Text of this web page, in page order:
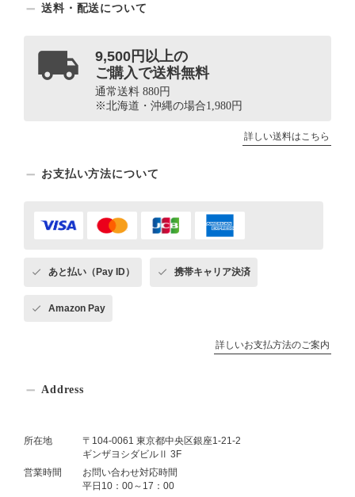
送料・配送について
9,500円以上の
ご購入で送料無料
通常送料 880円
※北海道・沖縄の場合1,980円
詳しい送料はこちら
お支払い方法について
あと払い（Pay ID） 携帯キャリア決済
Amazon Pay
詳しいお支払方法のご案内
Address
所在地
〒104-0061 東京都中央区銀座1-21-2
ギンザヨシダビルⅡ 3F
営業時間
お問い合わせ対応時間
平日10：00～17：00